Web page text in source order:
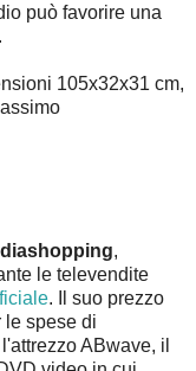
può favorire una
105x32x31 cm,
,
le televendite
. Il suo prezzo
le spese di
ABwave, il